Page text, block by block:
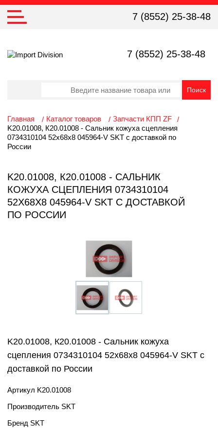
7 (8552) 25-38-48
7 (8552) 25-38-48
Главная Каталог товаров
Запчасти КПП ZF
K20.01008, К20.01008 - Сальник кожуха сцепления
0734310104 52х68х8 045964-V SKT с доставкой по
России
K20.01008, К20.01008 - САЛЬНИК
КОЖУХА СЦЕПЛЕНИЯ 0734310104
52Х68Х8 045964-V SKT С ДОСТАВКОЙ
ПО РОССИИ
K20.01008, К20.01008 - Сальник кожуха
сцепления 0734310104 52х68х8 045964-V SKT с
доставкой по России
Артикул K20.01008
Производитель SKT
Бренд SKT